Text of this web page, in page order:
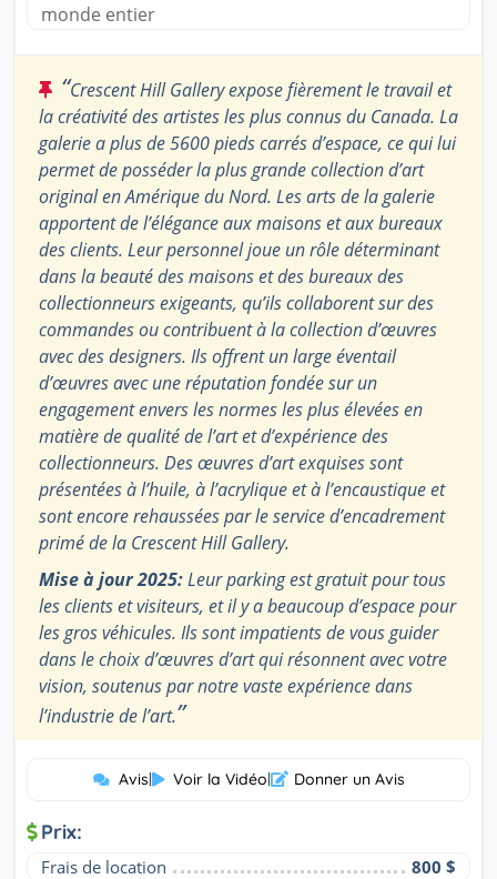
monde entier
“Crescent Hill Gallery expose fièrement le travail et
la créativité des artistes les plus connus du Canada. La
galerie a plus de 5600 pieds carrés d’espace, ce qui lui
permet de posséder la plus grande collection d’art
original en Amérique du Nord. Les arts de la galerie
apportent de l’élégance aux maisons et aux bureaux
des clients. Leur personnel joue un rôle déterminant
dans la beauté des maisons et des bureaux des
collectionneurs exigeants, qu’ils collaborent sur des
commandes ou contribuent à la collection d’œuvres
avec des designers. Ils offrent un large éventail
d’œuvres avec une réputation fondée sur un
engagement envers les normes les plus élevées en
matière de qualité de l’art et d’expérience des
collectionneurs. Des œuvres d’art exquises sont
présentées à l’huile, à l’acrylique et à l’encaustique et
sont encore rehaussées par le service d’encadrement
primé de la Crescent Hill Gallery.
Mise à jour 2025:Leur parking est gratuit pour tous
les clients et visiteurs, et il y a beaucoup d’espace pour
les gros véhicules. Ils sont impatients de vous guider
dans le choix d’œuvres d’art qui résonnent avec votre
vision, soutenus par notre vaste expérience dans
l’industrie de l’art.”
Avis| Voir la Vidéo| Donner un Avis
Prix:
Frais de location 800 $